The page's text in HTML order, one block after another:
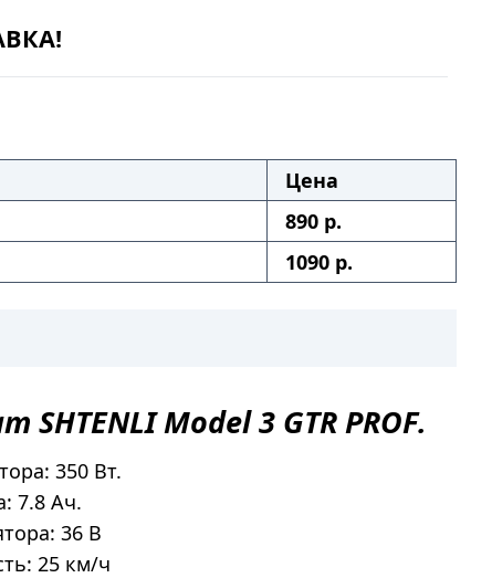
Цена
890 р.
1090 р.
SHTENLI Model 3 GTR PROF.
350 Вт.
7.8 Ач.
36 В
25 км/ч